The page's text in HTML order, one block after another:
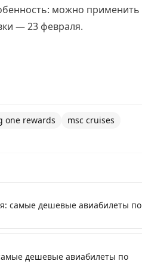
можно применить
— 23 февраля.
one rewards
msc cruises
самые дешевые авиабилеты по
дешевые авиабилеты по